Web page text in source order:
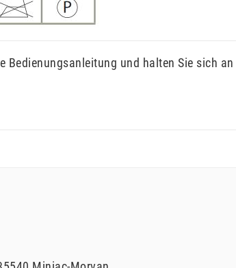
und halten Sie sich